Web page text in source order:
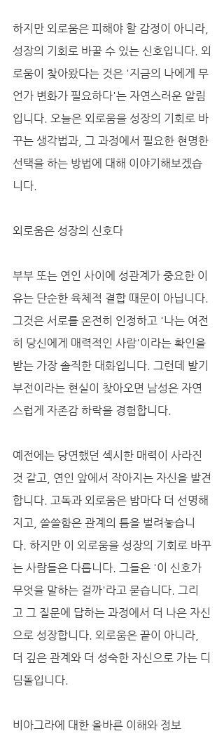
하지만 외로움은 피해야 할 감정이 아니라,
성장의 기회로 바꿀 수 있는 신호입니다. 외
로움이 찾아왔다는 것은 '지금의 나에게 무
언가 변화가 필요하다'는 자연스러운 알림
입니다. 오늘은 외로움을 성장의 기회로 바
꾸는 생각법과, 그 과정에서 필요한 현명한
선택을 하는 방법에 대해 이야기해보겠습
니다.
외로움은 성장의 신호다
부부 또는 연인 사이에 성관계가 중요한 이
유는 단순한 육체적 결합 때문이 아닙니다.
그것은 서로를 온전히 인정하고 '나는 여전
히 당신에게 매력적인 사람'이라는 확인을
받는 가장 솔직한 대화입니다. 그런데 발기
부전이라는 현실이 찾아오면 남성은 자연
스럽게 자존감 하락을 경험합니다.
예전에는 당연했던 섹시한 매력이 사라진
것 같고, 연인 앞에서 작아지는 자신을 발견
합니다. 고독과 외로움은 밤마다 더 선명해
지고, 쓸쓸함은 관계의 틈을 벌려놓습니
다. 하지만 이 외로움을 성장의 기회로 바꾸
는 사람들은 다릅니다. 그들은 '이 신호가
무엇을 말하는 걸까'라고 묻습니다. 그리
고 그 질문에 답하는 과정에서 더 나은 자신
으로 성장합니다. 외로움은 끝이 아니라,
더 깊은 관계와 더 성숙한 자신으로 가는 디
딤돌입니다.
비아그라에 대한 올바른 이해와 정보